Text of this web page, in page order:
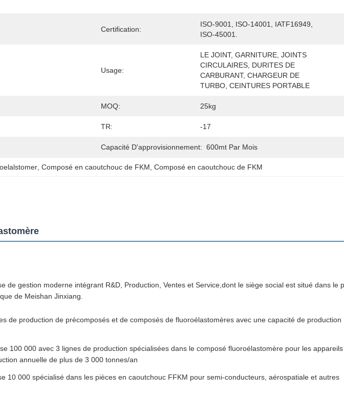
Certification:
ISO-9001, ISO-14001, IATF16949,
ISO-45001.
Usage:
LE JOINT, GARNITURE, JOINTS
CIRCULAIRES, DURITES DE
CARBURANT, CHARGEUR DE
TURBO, CEINTURES PORTABLE
MOQ: 25kg
TR: -17
Capacité D'approvisionnement: 600mt Par Mois
, Composé en caoutchouc de FKM , Composé en caoutchouc de FKM
de gestion moderne intégrant R&D, Production, Ventes et Service,dont le siège social est situé dans le
de Meishan Jinxiang.
de production de précomposés et de composés de fluoroélastomères avec une capacité de production
100 000 avec 3 lignes de production spécialisées dans le composé fluoroélastomère pour les appareils
annuelle de plus de 3 000 tonnes/an
10 000 spécialisé dans les pièces en caoutchouc FFKM pour semi-conducteurs, aérospatiale et autres